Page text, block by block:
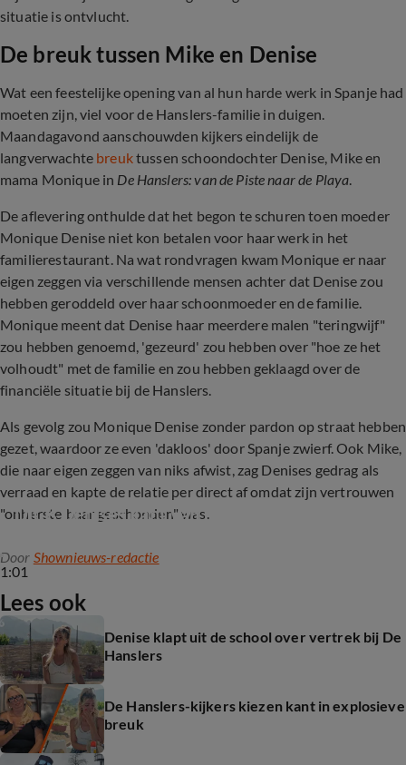
situatie is ontvlucht.
De breuk tussen Mike en Denise
Wat een feestelijke opening van al hun harde werk in Spanje had
moeten zijn, viel voor de Hanslers-familie in duigen.
Maandagavond aanschouwden kijkers eindelijk de
langverwachte breuktussen schoondochter Denise, Mike en
mama Monique in De Hanslers: van de Piste naar de Playa.
De aflevering onthulde dat het begon te schuren toen moeder
Monique Denise niet kon betalen voor haar werk in het
familierestaurant. Na wat rondvragen kwam Monique er naar
eigen zeggen via verschillende mensen achter dat Denise zou
hebben geroddeld over haar schoonmoeder en de familie.
Monique meent dat Denise haar meerdere malen "teringwijf"
zou hebben genoemd, 'gezeurd' zou hebben over "hoe ze het
volhoudt" met de familie en zou hebben geklaagd over de
financiële situatie bij de Hanslers.
Als gevolg zou Monique Denise zonder pardon op straat hebben
gezet, waardoor ze even 'dakloos' door Spanje zwierf. Ook Mike,
die naar eigen zeggen van niks afwist, zag Denises gedrag als
verraad en kapte de relatie per direct af omdat zijn vertrouwen
"onherstelbaar geschonden" was.
1:01
Dit is Denises kant van het verhaal
Door Shownieuws-redactie
Lees ook
Denise klapt uit de school over vertrek bij De
Hanslers
De Hanslers-kijkers kiezen kant in explosieve
breuk